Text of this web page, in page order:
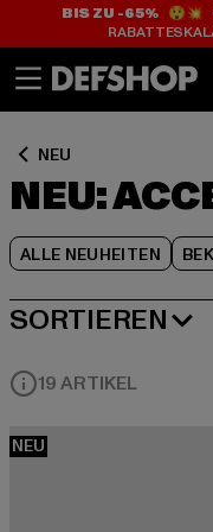
BIS ZU -65%😲💥
NEU
NEU:
ALLE NEUHEITEN
SORTIEREN
NEUESTE
19 ARTIKEL
NEU